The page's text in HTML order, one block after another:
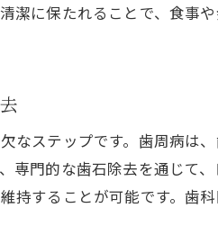
歯石除去
治療前後
歯石除去
専門的な
潔に保たれることで、食事
なステップです。歯周病は
専門的な歯石除去を通じて
持することが可能です。歯